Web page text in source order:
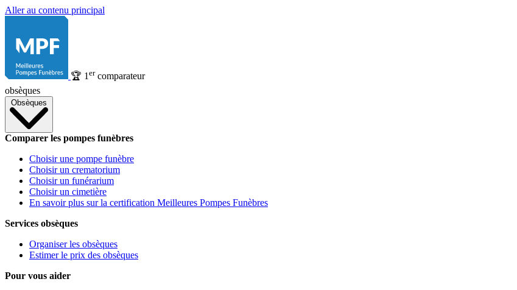
Aller au contenu principal
🏆 1 ercomparateur
obsèques
Obsèques
Comparer les pompes funèbres
Choisir une pompe funèbre
Choisir un crematorium
Choisir un funérarium
Choisir un cimetière
En savoir plus sur la certification Meilleures Pompes Funèbres
Services obsèques
Organiser les obsèques
Estimer le prix des obsèques
Pour vous aider